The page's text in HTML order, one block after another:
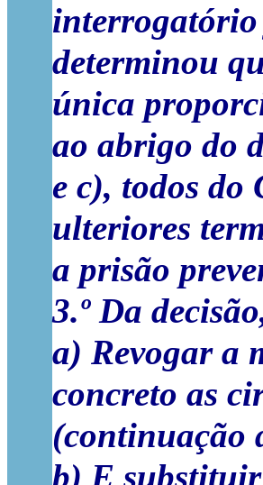
determinou
única
ao abrigo do
e c), todos do
ulteriores
a prisão
3.º Da
a) Revogar a
concreto as
(continuação
b) E